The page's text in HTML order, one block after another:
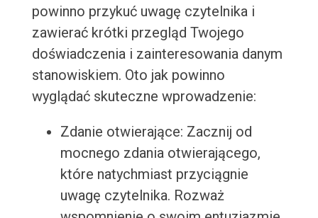
powinno przykuć uwagę czytelnika i
zawierać krótki przegląd Twojego
doświadczenia i zainteresowania danym
stanowiskiem. Oto jak powinno
wyglądać skuteczne wprowadzenie:
Zdanie otwierające: Zacznij od
mocnego zdania otwierającego,
które natychmiast przyciągnie
uwagę czytelnika. Rozważ